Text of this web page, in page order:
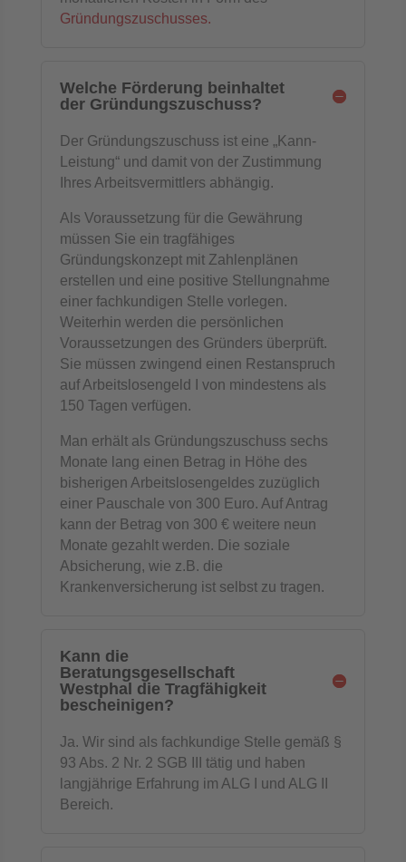
Gründungszuschusses.
Welche Förderung beinhaltet
der Gründungszuschuss?
Der Gründungszuschuss ist eine „Kann-
Leistung“ und damit von der Zustimmung
Ihres Arbeitsvermittlers abhängig.
Als Voraussetzung für die Gewährung
müssen Sie ein tragfähiges
Gründungskonzept mit Zahlenplänen
erstellen und eine positive Stellungnahme
einer fachkundigen Stelle vorlegen.
Weiterhin werden die persönlichen
Voraussetzungen des Gründers überprüft.
Sie müssen zwingend einen Restanspruch
auf Arbeitslosengeld I von mindestens als
150 Tagen verfügen.
Man erhält als Gründungszuschuss sechs
Monate lang einen Betrag in Höhe des
bisherigen Arbeitslosengeldes zuzüglich
einer Pauschale von 300 Euro. Auf Antrag
kann der Betrag von 300 € weitere neun
Monate gezahlt werden. Die soziale
Absicherung, wie z.B. die
Krankenversicherung ist selbst zu tragen.
Kann die
Beratungsgesellschaft
Westphal die Tragfähigkeit
bescheinigen?
Ja. Wir sind als fachkundige Stelle gemäß §
93 Abs. 2 Nr. 2 SGB III tätig und haben
langjährige Erfahrung im ALG I und ALG II
Bereich.